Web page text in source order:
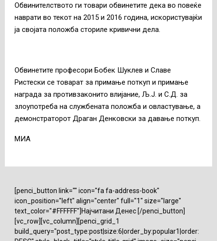
Обвинителството ги товари обвинетите дека во повеќе
наврати во текот на 2015 и 2016 година, искористувајќи
ја својата положба сториле кривични дела.
Обвинетите професори Бобек Шуклев и Славе
Ристески се товарат за примање поткуп и примање
награда за противзаконито влијание, Љ.Ј. и С.Д. за
злоупотреба на службената положба и овластување, а
демонстраторот Драган Денковски за давање поткуп.
МИА
[penci_button link="" icon="fa fa-address-book"
icon_position="left" align="center" full="1" size="large"
text_color="#FFFFFF"]Најчитани Денес [/penci_button]
[vc_row][vc_column][penci_grid_1
build_query="post_type:post|size:6|order_by:popular1|order: